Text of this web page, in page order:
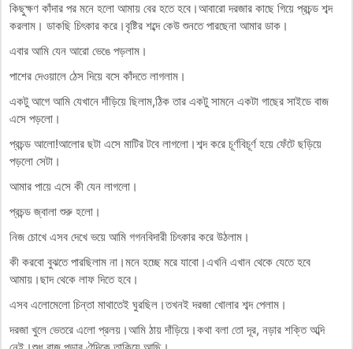
কিছুক্ষণ কাঁদার পর মনে হলো আমায় বের হতে হবে।আবারো দরজার কাছে গিয়ে প্রচন্ড শব্দ
করলাম। ডাকছি চিৎকার করে।বৃষ্টির শব্দে কেউ শুনতে পারছেনা আমার ডাক।
এবার আমি যেন আরো ভেঙে পড়লাম।
পাশের দেওয়ালে ঠেস দিয়ে বসে কাঁদতে লাগলাম।
একটু আগে আমি যেখানে দাঁড়িয়ে ছিলাম,ঠিক তার একটু সামনে একটা গাছের সাইডে বাজ
এসে পড়লো।
প্রচন্ড আলো!আলোর ছটা এসে মাটির টবে লাগলো।শব্দ করে চূর্ণবিচূর্ণ হয়ে ফেঁটে ছড়িয়ে
পড়লো সেটা।
আমার পায়ে এসে কী যেন লাগলো।
প্রচন্ড জ্বালা শুরু হলো।
নিজ চোখে এসব দেখে ভয়ে আমি গগনবিদারী চিৎকার করে উঠলাম।
কী করবো বুঝতে পারছিলাম না।মনে হচ্ছে মরে যাবো।এখনি এখান থেকে যেতে হবে
আমায়।ছাদ থেকে লাফ দিতে হবে।
এসব এলোমেলো চিন্তা মাথাতেই ঘুরছিল।তখনই দরজা খোলার শব্দ পেলাম।
দরজা খুলে ভেতরে এলো প্রলয়।আমি ঠায় দাঁড়িয়ে।কথা বলা তো দূর, নড়ার শক্তি অব্দি